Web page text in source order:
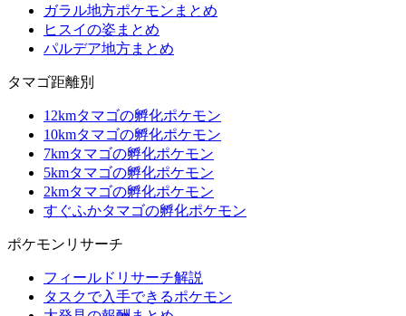
ガラル地方ポケモンまとめ
ヒスイの姿まとめ
パルデア地方まとめ
タマゴ距離別
12kmタマゴの孵化ポケモン
10kmタマゴの孵化ポケモン
7kmタマゴの孵化ポケモン
5kmタマゴの孵化ポケモン
2kmタマゴの孵化ポケモン
すぐふかタマゴの孵化ポケモン
ポケモンリサーチ
フィールドリサーチ解説
タスクで入手できるポケモン